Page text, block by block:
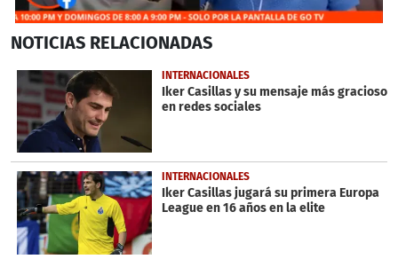
seconds
2
minutes,
2
seconds
NOTICIAS RELACIONADAS
INTERNACIONALES
Iker Casillas y su mensaje más gracioso
en redes sociales
INTERNACIONALES
Iker Casillas jugará su primera Europa
League en 16 años en la elite